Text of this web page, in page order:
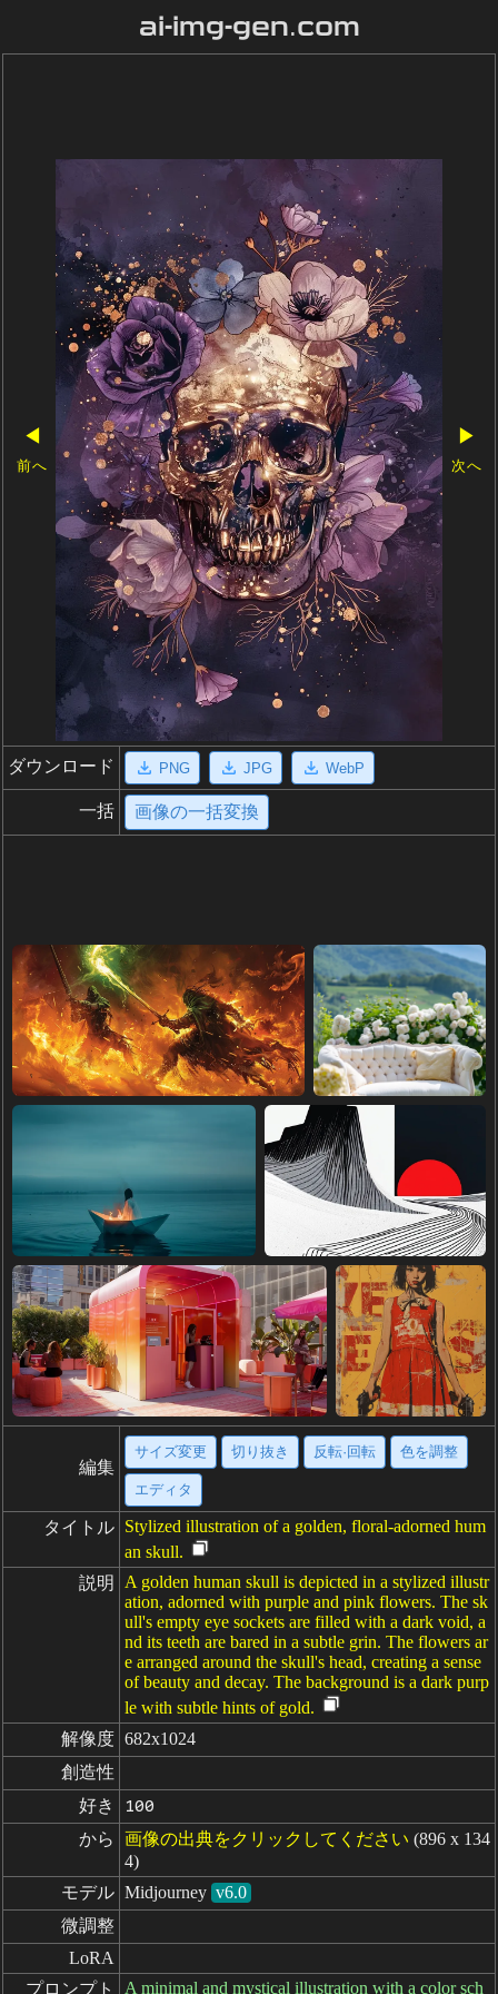
ai-img-gen.com
◀
前へ
▶
次へ
ダウンロード PNG JPG WebP
一括 画像の一括変換
編集
サイズ変更 切り抜き 反転·回転 色を調整
エディタ
タイトル Stylized illustration of a golden, floral-adorned hum
an skull.
説明
A golden human skull is depicted in a stylized illustr
ation, adorned with purple and pink flowers. The sk
ull's empty eye sockets are filled with a dark void, a
nd its teeth are bared in a subtle grin. The flowers ar
e arranged around the skull's head, creating a sense
of beauty and decay. The background is a dark purp
le with subtle hints of gold.
解像度 682x1024
創造性
好き
100
から 画像の出典をクリックしてください (896 x 134
4)
モデル Midjourney v6.0
微調整
LoRA
プロンプト
A minimal and mystical illustration with a color sch